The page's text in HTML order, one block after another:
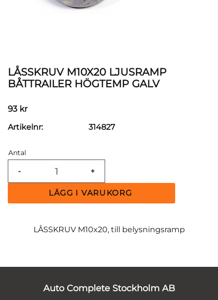
LÅSSKRUV M10X20 LJUSRAMP
BÅTTRAILER HÖGTEMP GALV
93 kr
Antal
+
-
Artikelnr 314827
LÅSSKRUV M10x20, till belysningsramp
Auto Complete Stockholm AB